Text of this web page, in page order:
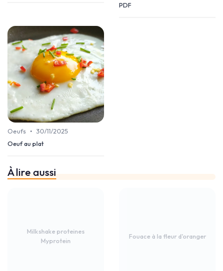
PDF
Oeufs • 30/11/2025
Oeuf au plat
À lire aussi
Milkshake proteines
Myprotein
Fouace à la fleur d'oranger